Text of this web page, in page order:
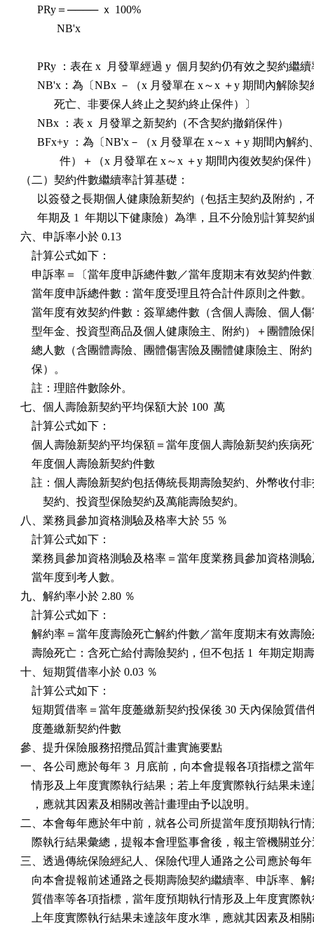
      PRy＝──── ｘ 100%
             NB'x
PRy ：表在 x  月發單經過 y  個月契約仍有效之契約繼
NB'x：為〔NBx －（x 月發單在 x～x ＋y 期間內解除
            死亡、非要保人終止之契約終止保件）〕
      NBx ：表 x  月發單之新契約（不含契約撤銷保件）
BFx+y ：為〔NB'x－（x 月發單在 x～x ＋y 期間內解
件）＋（x 月發單在 x～x ＋y 期間內復效契約保件
（二）契約件數繼續率計算基礎：
以簽發之長期個人健康險新契約（包括主契約及附約，
年期及 1  年期以下健康險）為準，且不分險別計算契
六、申訴率小於 0.13
    計算公式如下：
申訴率＝〔當年度申訴總件數／當年度期末有效契約件
    當年度申訴總件數：當年度受理且符合計件原則之件數。
當年度有效契約件數：簽單總件數（含個人壽險、個人
型年金、投資型商品及個人健康險主、附約）＋團體險
總人數（含團體壽險、團體傷害險及團體健康險主、附
    保）。
    註：理賠件數除外。
七、個人壽險新契約平均保額大於 100  萬
    計算公式如下：
個人壽險新契約平均保額＝當年度個人壽險新契約疾病
    年度個人壽險新契約件數
註：個人壽險新契約包括傳統長期壽險契約、外幣收付
        契約、投資型保險契約及萬能壽險契約。
八、業務員參加資格測驗及格率大於 55 ％
    計算公式如下：
業務員參加資格測驗及格率＝當年度業務員參加資格測
    當年度到考人數。
九、解約率小於 2.80 ％
    計算公式如下：
解約率＝當年度壽險死亡解約件數／當年度期末有效壽
壽險死亡：含死亡給付壽險契約，但不包括 1  年期定期
十、短期質借率小於 0.03 ％
    計算公式如下：
短期質借率＝當年度躉繳新契約投保後 30 天內保險質借
    度躉繳新契約件數
參、提升保險服務招攬品質計畫實施要點
一、各公司應於每年 3  月底前，向本會提報各項指標之當
情形及上年度實際執行結果；若上年度實際執行結果未
    ，應就其因素及相關改善計畫理由予以說明。
二、本會每年應於年中前，就各公司所提當年度預期執行
際執行結果彙總，提報本會理監事會後，報主管機關並
三、透過傳統保險經紀人、保險代理人通路之公司應於每年
向本會提報前述通路之長期壽險契約繼續率、申訴率、
質借率等各項指標，當年度預期執行情形及上年度實際
上年度實際執行結果未達該年度水準，應就其因素及相